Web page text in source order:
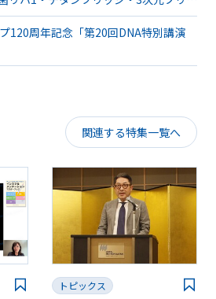
詳解
120周年記念「第20回DNA特別講演
関連する特集一覧へ
トピックス